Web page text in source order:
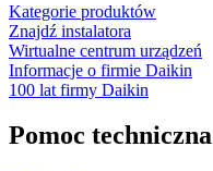
Kategorie produktów
Znajdź instalatora
Wirtualne centrum urządzeń
Informacje o firmie Daikin
100 lat firmy Daikin
Pomoc techniczna